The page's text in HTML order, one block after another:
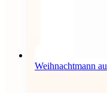
Weihnachtmann